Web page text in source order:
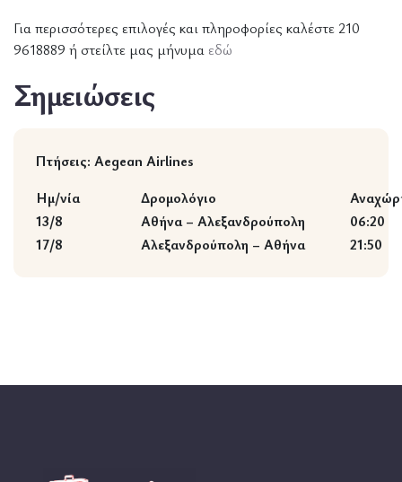
Για περισσότερες επιλογές και πληροφορίες καλέστε 210
9618889 ή στείλτε μας μήνυμα εδώ
Σημειώσεις
Πτήσεις: Aegean Airlines
Ημ/νία
Δρομολόγιο
13/8
Αθήνα – Αλεξανδρούπολη
06:20
17/8
Αλεξανδρούπολη – Αθήνα 21:50